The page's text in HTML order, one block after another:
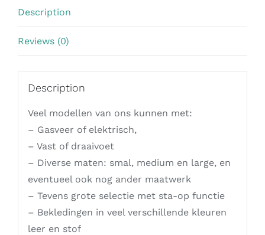
Description
Reviews (0)
Description
Veel modellen van ons kunnen met:
– Gasveer of elektrisch,
– Vast of draaivoet
– Diverse maten: smal, medium en large, en
eventueel ook nog ander maatwerk
– Tevens grote selectie met sta-op functie
– Bekledingen in veel verschillende kleuren
leer en stof